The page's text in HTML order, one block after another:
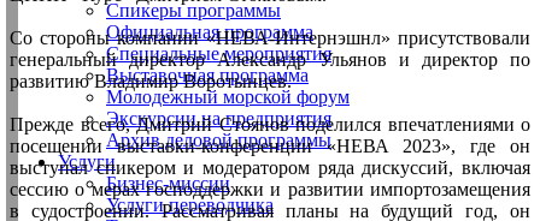
Спикеры программы
Официальная программа
Специальные мероприятия
Выставочная программа
Молодежный морской форум
Экскурсии на предприятия
Архив деловой программы
Услуги
Бизнес-миссии
Услуги переводчика
Со стороны компании «НЕВА-Интернэшнл» присутствовали
генеральный директор Александр Ульянов и директор по
развитию Владимир Воротынцев.
Прежде всего, Дмитрий Стоянов поделился впечатлениями о
посещении выставки-конференции «НЕВА 2023», где он
выступал спикером и модератором ряда дискуссий, включая
сессию о мерах господдержки и развитии импортозамещения
в судостроении. Рассматривая планы на будущий год, он